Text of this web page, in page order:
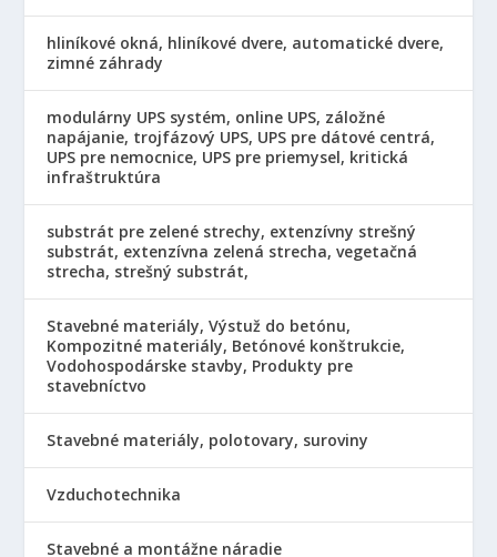
hliníkové okná, hliníkové dvere, automatické dvere,
zimné záhrady
modulárny UPS systém, online UPS, záložné
napájanie, trojfázový UPS, UPS pre dátové centrá,
UPS pre nemocnice, UPS pre priemysel, kritická
infraštruktúra
substrát pre zelené strechy, extenzívny strešný
substrát, extenzívna zelená strecha, vegetačná
strecha, strešný substrát,
Stavebné materiály, Výstuž do betónu,
Kompozitné materiály, Betónové konštrukcie,
Vodohospodárske stavby, Produkty pre
stavebníctvo
Stavebné materiály, polotovary, suroviny
Vzduchotechnika
Stavebné a montážne náradie